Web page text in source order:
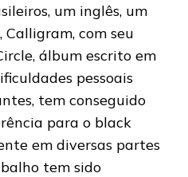
um inglês, um
com seu
álbum escrito em
pessoais
tem conseguido
para o black
em diversas partes
tem sido